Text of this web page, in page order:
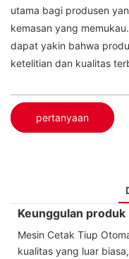
utama bagi produsen
kemasan yang
dapat yakin bahwa
ketelitian dan kualitas
pertanyaan
Keunggulan produk
Mesin Cetak Tiup
kualitas yang luar